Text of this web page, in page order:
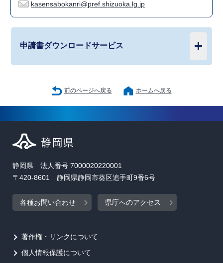
kasensabokanri@pref.shizuoka.lg.jp
申請書ダウンロードサービス
前のページへ戻る ホームへ戻る
静岡県 法人番号 7000020220001
〒420-8601 静岡県静岡市葵区追手町9番6号
各種お問い合わせ 県庁へのアクセス
著作権・リンクについて
個人情報保護について